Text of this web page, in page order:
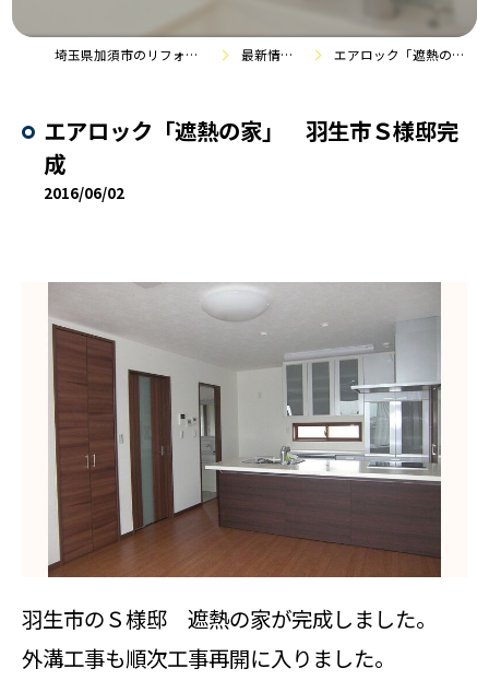
埼玉県加須市のリフォームなら株式会社エアロック 最新情報・施工事例 エアロック「遮熱の家」 羽生市Ｓ様邸完成
エアロック「遮熱の家」 羽生市Ｓ様邸完
成
2016/06/02
羽生市のＳ様邸 遮熱の家が完成しました。
外溝工事も順次工事再開に入りました。